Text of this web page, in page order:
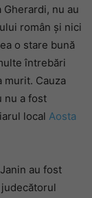
nu au
român și nici
o stare bună
întrebări
murit. Cauza
nu a fost
local Aosta
au fost